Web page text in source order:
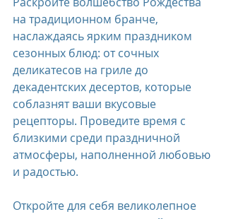
на традиционном бранче,
наслаждаясь ярким праздником
сезонных блюд: от сочных
деликатесов на гриле до
декадентских десертов, которые
соблазнят ваши вкусовые
рецепторы. Проведите время с
близкими среди праздничной
атмосферы, наполненной любовью
и радостью.
Откройте для себя великолепное